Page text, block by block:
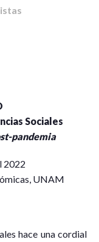
Sociales
pandemia
2022
UNAM
hace una cordial